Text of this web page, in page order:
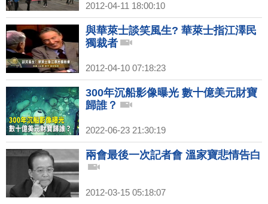
2012-04-11 18:00:10
與華萊士談笑風生? 華萊士指江澤民
獨裁者
2012-04-10 07:18:23
300年沉船影像曝光 數十億美元財寶
歸誰？
2022-06-23 21:30:19
兩會最後一次記者會 溫家寶悲情告白
2012-03-15 05:18:07